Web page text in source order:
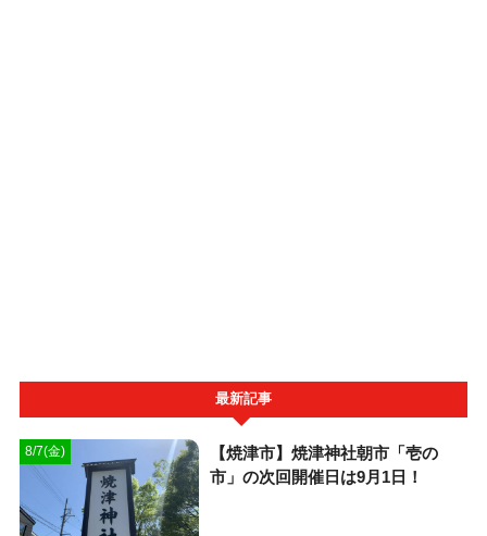
最新記事
8/7(金)
【焼津市】焼津神社朝市「壱の
市」の次回開催日は9月1日！